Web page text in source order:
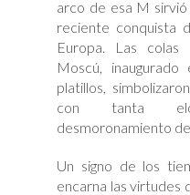
arco de esa M
reciente conquista
Europa. Las
Moscú,
platillos,
con tanta
desmoronamiento
Un signo de los
encarna las virtudes